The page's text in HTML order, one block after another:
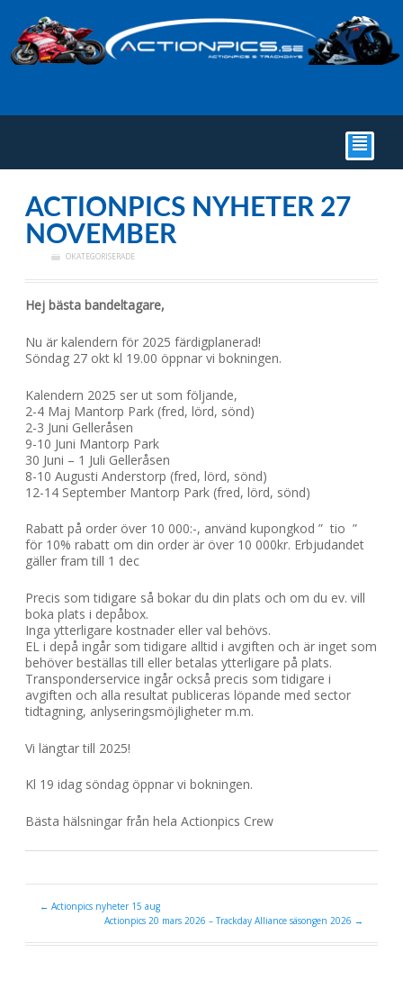
²
ACTIONPICS NYHETER 27
NOVEMBER
OKATEGORISERADE
Hej bästa bandeltagare,
Nu är kalendern för 2025 färdigplanerad!
Söndag 27 okt kl 19.00 öppnar vi bokningen.
Kalendern 2025 ser ut som följande,
2-4 Maj Mantorp Park (fred, lörd, sönd)
2-3 Juni Gelleråsen
9-10 Juni Mantorp Park
30 Juni – 1 Juli Gelleråsen
8-10 Augusti Anderstorp (fred, lörd, sönd)
12-14 September Mantorp Park (fred, lörd, sönd)
Rabatt på order över 10 000:-, använd kupongkod ” tio ”
för 10% rabatt om din order är över 10 000kr. Erbjudandet
gäller fram till 1 dec
Precis som tidigare så bokar du din plats och om du ev. vill
boka plats i depåbox.
Inga ytterligare kostnader eller val behövs.
EL i depå ingår som tidigare alltid i avgiften och är inget som
behöver beställas till eller betalas ytterligare på plats.
Transponderservice ingår också precis som tidigare i
avgiften och alla resultat publiceras löpande med sector
tidtagning, anlyseringsmöjligheter m.m.
Vi längtar till 2025!
Kl 19 idag söndag öppnar vi bokningen.
Bästa hälsningar från hela Actionpics Crew
← Actionpics nyheter 15 aug
Actionpics 20 mars 2026 – Trackday Alliance säsongen 2026 →